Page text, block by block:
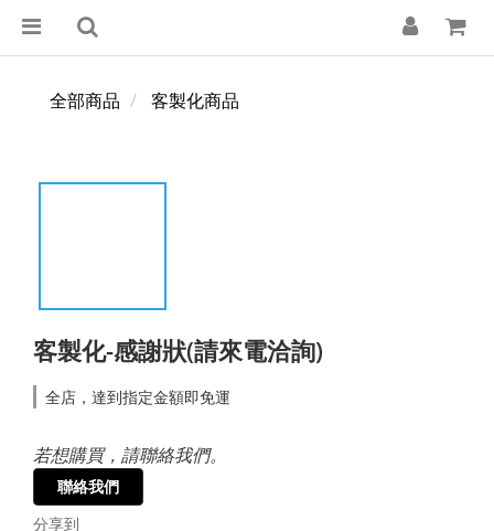
全部商品 客製化商品
客製化-感謝狀(請來電洽詢)
全店，達到指定金額即免運
若想購買，請聯絡我們。
聯絡我們
分享到